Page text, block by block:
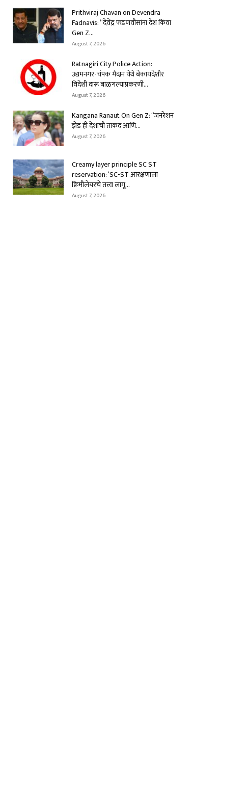
Prithviraj Chavan on Devendra
Fadnavis: “देवेंद्र फडणवीसांना देश किंवा
Gen Z...
August 7, 2026
Ratnagiri City Police Action:
उद्यमनगर-चंपक मैदान येथे बेकायदेशीर
विदेशी दारू बाळगल्याप्रकरणी...
August 7, 2026
Kangana Ranaut On Gen Z: “जनरेशन
झेड ही देशाची ताकद आणि...
August 7, 2026
Creamy layer principle SC ST
reservation: ‘SC-ST आरक्षणाला
क्रिमीलेयरचे तत्त्व लागू...
August 7, 2026